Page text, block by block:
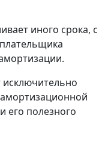
иного срока, с
его полезного